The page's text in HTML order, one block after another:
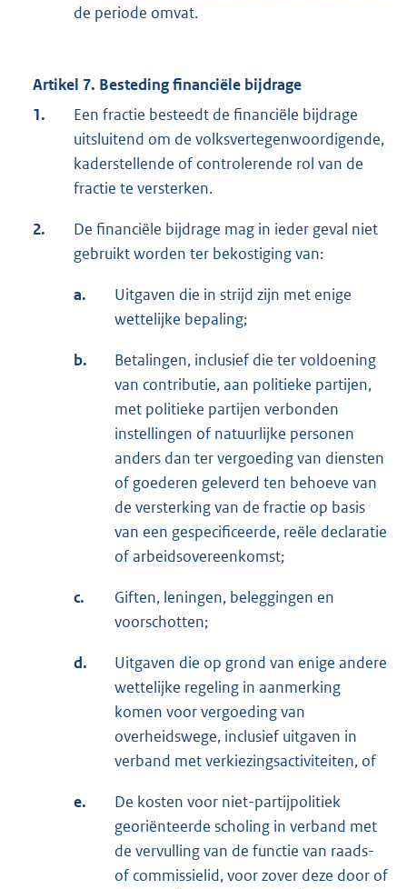
de periode omvat.
Artikel 7. Besteding financiële bijdrage
1.
Een fractie besteedt de financiële bijdrage
uitsluitend om de volksvertegenwoordigende,
kaderstellende of controlerende rol van de
fractie te versterken.
2.
De financiële bijdrage mag in ieder geval niet
gebruikt worden ter bekostiging van:
a.
Uitgaven die in strijd zijn met enige
wettelijke bepaling;
b.
Betalingen, inclusief die ter voldoening
van contributie, aan politieke partijen,
met politieke partijen verbonden
instellingen of natuurlijke personen
anders dan ter vergoeding van diensten
of goederen geleverd ten behoeve van
de versterking van de fractie op basis
van een gespecificeerde, reële declaratie
of arbeidsovereenkomst;
c.
Giften, leningen, beleggingen en
voorschotten;
d.
Uitgaven die op grond van enige andere
wettelijke regeling in aanmerking
komen voor vergoeding van
overheidswege, inclusief uitgaven in
verband met verkiezingsactiviteiten, of
e.
De kosten voor niet-partijpolitiek
georiënteerde scholing in verband met
de vervulling van de functie van raads-
of commissielid, voor zover deze door of